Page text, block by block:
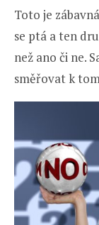
Toto je
se ptá a ten
než ano či ne.
směřovat k